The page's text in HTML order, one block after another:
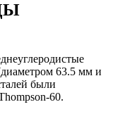
63.5 мм и
были
60.